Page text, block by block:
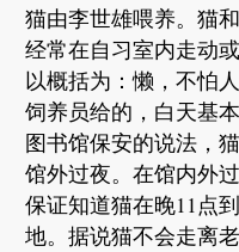
猫由李世雄喂养。猫
经常在自习室内走动
以概括为：懒，不怕
饲养员给的，白天基
图书馆保安的说法，
馆外过夜。在馆内外
保证知道猫在晚11点
地。据说猫不会走离